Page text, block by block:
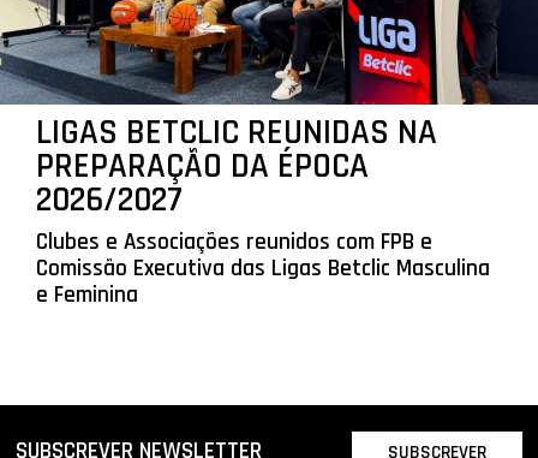
LIGAS BETCLIC REUNIDAS NA
PREPARAÇÃO DA ÉPOCA
2026/2027
Clubes e Associações reunidos com FPB e
Comissão Executiva das Ligas Betclic Masculina
e Feminina
SUBSCREVER NEWSLETTER SUBSCREVER